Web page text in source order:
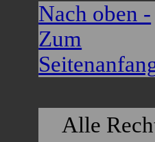
Nach oben -
Zum
Alle